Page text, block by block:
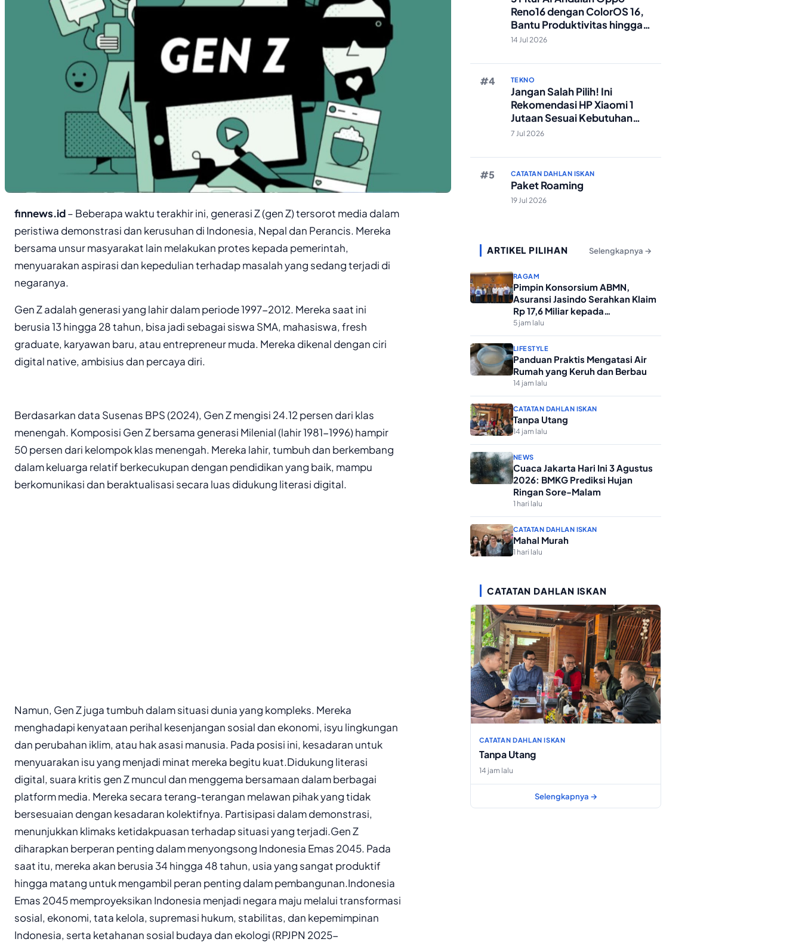
finnews.id– Beberapa waktu terakhir ini, generasi Z (gen Z) tersorot media dalam
peristiwa demonstrasi dan kerusuhan di Indonesia, Nepal dan Perancis. Mereka
bersama unsur masyarakat lain melakukan protes kepada pemerintah,
menyuarakan aspirasi dan kepedulian terhadap masalah yang sedang terjadi di
negaranya.
Gen Z adalah generasi yang lahir dalam periode 1997-2012. Mereka saat ini
berusia 13 hingga 28 tahun, bisa jadi sebagai siswa SMA, mahasiswa, fresh
graduate, karyawan baru, atau entrepreneur muda. Mereka dikenal dengan ciri
digital native, ambisius dan percaya diri.
Berdasarkan data Susenas BPS (2024), Gen Z mengisi 24.12 persen dari klas
menengah. Komposisi Gen Z bersama generasi Milenial (lahir 1981-1996) hampir
50 persen dari kelompok klas menengah. Mereka lahir, tumbuh dan berkembang
dalam keluarga relatif berkecukupan dengan pendidikan yang baik, mampu
berkomunikasi dan beraktualisasi secara luas didukung literasi digital.
Namun, Gen Z juga tumbuh dalam situasi dunia yang kompleks. Mereka
menghadapi kenyataan perihal kesenjangan sosial dan ekonomi, isyu lingkungan
dan perubahan iklim, atau hak asasi manusia. Pada posisi ini, kesadaran untuk
menyuarakan isu yang menjadi minat mereka begitu kuat.Didukung literasi
digital, suara kritis gen Z muncul dan menggema bersamaan dalam berbagai
platform media. Mereka secara terang-terangan melawan pihak yang tidak
bersesuaian dengan kesadaran kolektifnya. Partisipasi dalam demonstrasi,
menunjukkan klimaks ketidakpuasan terhadap situasi yang terjadi.Gen Z
diharapkan berperan penting dalam menyongsong Indonesia Emas 2045. Pada
saat itu, mereka akan berusia 34 hingga 48 tahun, usia yang sangat produktif
hingga matang untuk mengambil peran penting dalam pembangunan.Indonesia
Emas 2045 memproyeksikan Indonesia menjadi negara maju melalui transformasi
sosial, ekonomi, tata kelola, supremasi hukum, stabilitas, dan kepemimpinan
Indonesia, serta ketahanan sosial budaya dan ekologi (RPJPN 2025-
Reno16 dengan ColorOS 16,
Bantu Produktivitas hingga
Edit Foto Lebih Praktis
14 Jul 2026
TEKNO
Jangan Salah Pilih! Ini
Rekomendasi HP Xiaomi 1
Jutaan Sesuai Kebutuhan
Anda
7 Jul 2026
CATATAN DAHLAN ISKAN
Paket Roaming
19 Jul 2026
ARTIKEL PILIHAN Selengkapnya →
RAGAM
Pimpin Konsorsium ABMN,
Asuransi Jasindo Serahkan Klaim
Rp 17,6 Miliar kepada
Kementerian Agama
5 jam lalu
LIFESTYLE
Panduan Praktis Mengatasi Air
Rumah yang Keruh dan Berbau
14 jam lalu
CATATAN DAHLAN ISKAN
Tanpa Utang
14 jam lalu
NEWS
Cuaca Jakarta Hari Ini 3 Agustus
2026: BMKG Prediksi Hujan
Ringan Sore-Malam
1 hari lalu
CATATAN DAHLAN ISKAN
Mahal Murah
1 hari lalu
CATATAN DAHLAN ISKAN
CATATAN DAHLAN ISKAN
Tanpa Utang
14 jam lalu
Selengkapnya →